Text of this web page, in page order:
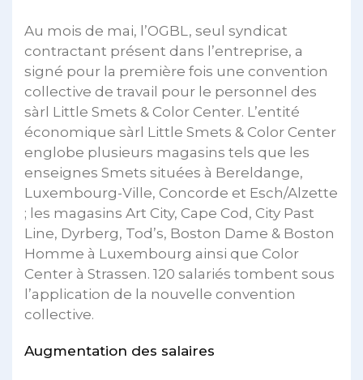
Au mois de mai, l’OGBL, seul syndicat
contractant présent dans l’entreprise, a
signé pour la première fois une convention
collective de travail pour le personnel des
sàrl Little Smets & Color Center. L’entité
économique sàrl Little Smets & Color Center
englobe plusieurs magasins tels que les
enseignes Smets situées à Bereldange,
Luxembourg-Ville, Concorde et Esch/Alzette
; les magasins Art City, Cape Cod, City Past
Line, Dyrberg, Tod’s, Boston Dame & Boston
Homme à Luxembourg ainsi que Color
Center à Strassen. 120 salariés tombent sous
l’application de la nouvelle convention
collective.
Augmentation des salaires